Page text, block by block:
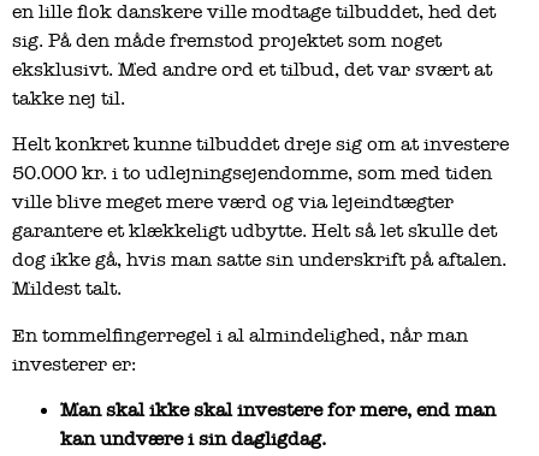
en lille flok danskere ville modtage tilbuddet, hed det
sig. På den måde fremstod projektet som noget
eksklusivt. Med andre ord et tilbud, det var svært at
takke nej til.
Helt konkret kunne tilbuddet dreje sig om at investere
50.000 kr. i to udlejningsejendomme, som med tiden
ville blive meget mere værd og via lejeindtægter
garantere et klækkeligt udbytte. Helt så let skulle det
dog ikke gå, hvis man satte sin underskrift på aftalen.
Mildest talt.
En tommelfingerregel i al almindelighed, når man
investerer er:
Man skal ikke skal investere for mere, end man
kan undvære i sin dagligdag.